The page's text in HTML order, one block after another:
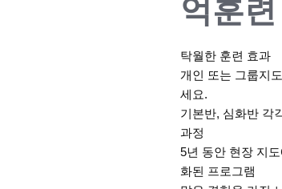
억훈련
탁월한 훈련 효과
개인 또는 그룹지
세요.
기본반, 심화반 각
과정
5년 동안 현장 지
화된 프로그램